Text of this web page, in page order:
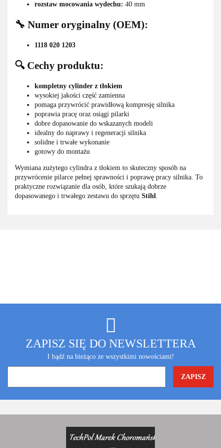
rozstaw mocowania wydechu: 40 mm
🔧 Numer oryginalny (OEM):
1118 020 1203
🔍 Cechy produktu:
kompletny cylinder z tłokiem
wysokiej jakości część zamienna
pomaga przywrócić prawidłową kompresję silnika
poprawia pracę oraz osiągi pilarki
dobre dopasowanie do wskazanych modeli
idealny do naprawy i regeneracji silnika
solidne i trwałe wykonanie
gotowy do montażu
Wymiana zużytego cylindra z tłokiem to skuteczny sposób na
przywrócenie pilarce pełnej sprawności i poprawę pracy silnika. To
praktyczne rozwiązanie dla osób, które szukają dobrze
dopasowanego i trwałego zestawu do sprzętu Stihl.
ZAPISZ SIĘ DO NEWSLETTERA
I bądź na bieżąco ze wszystkimi nowościami!